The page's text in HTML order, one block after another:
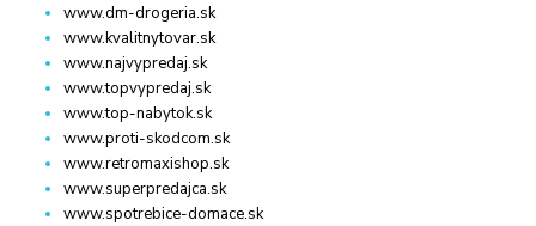
www.dm-drogeria.sk
www.kvalitnytovar.sk
www.najvypredaj.sk
www.topvypredaj.sk
www.top-nabytok.sk
www.proti-skodcom.sk
www.retromaxishop.sk
www.superpredajca.sk
www.spotrebice-domace.sk